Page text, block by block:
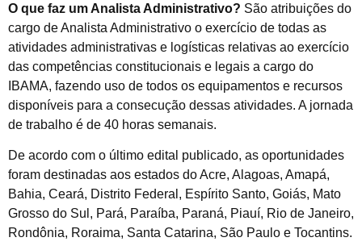
O que faz um Analista Administrativo? São atribuições do
cargo de Analista Administrativo o exercício de todas as
atividades administrativas e logísticas relativas ao exercício
das competências constitucionais e legais a cargo do
IBAMA, fazendo uso de todos os equipamentos e recursos
disponíveis para a consecução dessas atividades. A jornada
de trabalho é de 40 horas semanais.
De acordo com o último edital publicado, as oportunidades
foram destinadas aos estados do Acre, Alagoas, Amapá,
Bahia, Ceará, Distrito Federal, Espírito Santo, Goiás, Mato
Grosso do Sul, Pará, Paraíba, Paraná, Piauí, Rio de Janeiro,
Rondônia, Roraima, Santa Catarina, São Paulo e Tocantins.